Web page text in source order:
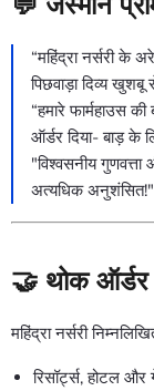
“महिंद्रा नर्सरी के
पिछवाड़ा दिव्य
“हमारे फार्महाउस
ऑर्डर दिया- बाड़ के
"विश्वसनीय
अत्यधिक
🤝 थोक ऑर्डर
महिंद्रा नर्सरी
रिसॉर्ट्स, होटल